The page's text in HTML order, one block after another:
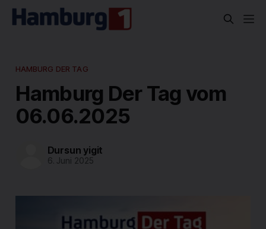
HAMBURG DER TAG
Hamburg Der Tag vom
06.06.2025
Dursun yigit
6. Juni 2025